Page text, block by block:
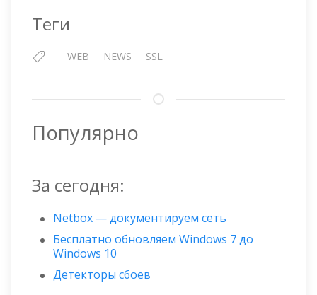
Теги
WEB NEWS SSL
Популярно
За сегодня:
Netbox — документируем сеть
Бесплатно обновляем Windows 7 до
Windows 10
Детекторы сбоев